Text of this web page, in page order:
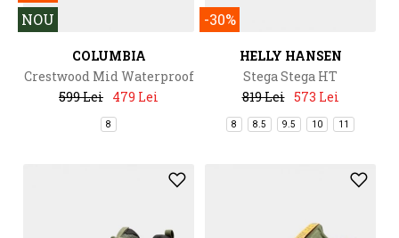
NOU
COLUMBIA
Crestwood Mid Waterproof
599 Lei 479 Lei
8
-30%
HELLY HANSEN
Stega Stega HT
819 Lei 573 Lei
8 8.5 9.5 10 11